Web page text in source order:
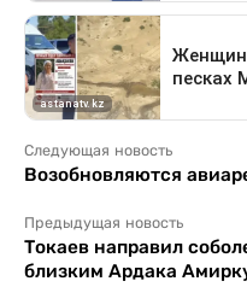
Следующая новость
Возобновляются
Предыдущая новость
Токаев направил
близким Ардака